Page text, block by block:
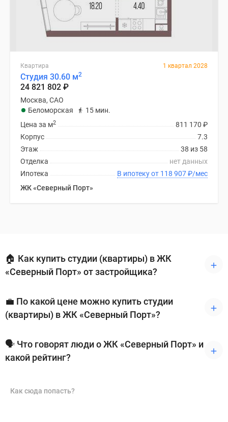
Квартира 1 квартал 2028
Студия 30.60 м2
24 821 802 ₽
Москва, САО
Беломорская
15 мин.
811 170 ₽
Цена за м2
7.3
Корпус
38 из 58
Этаж
нет данных
Отделка
В ипотеку от 118 907₽/мес
Ипотека
ЖК «Северный Порт»
🏠 Как купить студии (квартиры) в ЖК
«Северный Порт» от застройщика?
💼 По какой цене можно купить студии
(квартиры) в ЖК «Северный Порт»?
🗣 Что говорят люди о ЖК «Северный Порт» и
какой рейтинг?
Как сюда попасть?